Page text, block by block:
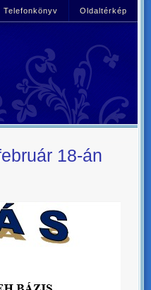
Telefonkönyv Oldaltérkép
18-án